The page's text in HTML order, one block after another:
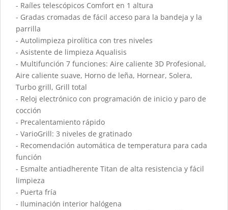
- Raíles telescópicos Comfort en 1 altura
- Gradas cromadas de fácil acceso para la bandeja y la
parrilla
- Autolimpieza pirolítica con tres niveles
- Asistente de limpieza Aqualisis
- Multifunción 7 funciones: Aire caliente 3D Profesional,
Aire caliente suave, Horno de leña, Hornear, Solera,
Turbo grill, Grill total
- Reloj electrónico con programación de inicio y paro de
cocción
- Precalentamiento rápido
- VarioGrill: 3 niveles de gratinado
- Recomendación automática de temperatura para cada
función
- Esmalte antiadherente Titan de alta resistencia y fácil
limpieza
- Puerta fría
- Iluminación interior halógena